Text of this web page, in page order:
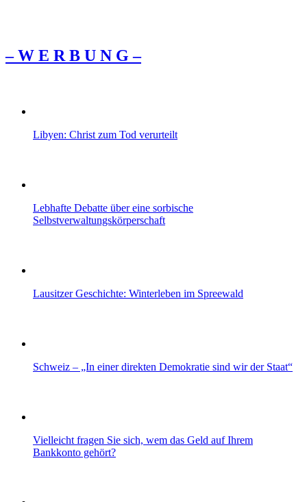
– W Ε R Β U Ν G –
Libyen: Christ zum Tod verurteilt
Lebhafte Debatte über eine sorbische
Selbstverwaltungskörperschaft
Lausitzer Geschichte: Winterleben im Spreewald
Schweiz – „In einer direkten Demokratie sind wir der Staat“
Vielleicht fragen Sie sich, wem das Geld auf Ihrem
Bankkonto gehört?